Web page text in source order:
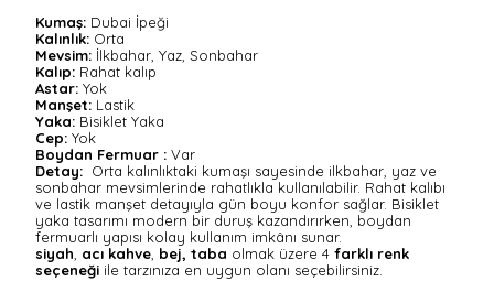
Kumaş: Dubai İpeği
Kalınlık: Orta
Mevsim: İlkbahar, Yaz, Sonbahar
Kalıp: Rahat kalıp
Astar: Yok
Manşet: Lastik
Yaka: Bisiklet Yaka
Cep: Yok
Boydan Fermuar : Var
Detay: Orta kalınlıktaki kumaşı sayesinde ilkbahar, yaz ve
sonbahar mevsimlerinde rahatlıkla kullanılabilir. Rahat kalıbı
ve lastik manşet detayıyla gün boyu konfor sağlar. Bisiklet
yaka tasarımı modern bir duruş kazandırırken, boydan
fermuarlı yapısı kolay kullanım imkânı sunar.
siyah, acı kahve, bej, taba olmak üzere 4 farklı renk
seçeneği ile tarzınıza en uygun olanı seçebilirsiniz.